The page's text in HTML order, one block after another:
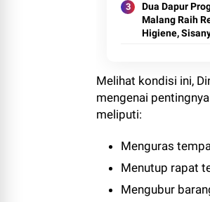
Dua Dapur
Malang Raih
Higiene,
Melihat kondisi ini,
mengenai
meliputi:
Menguras
Menutup rapat
Mengubur